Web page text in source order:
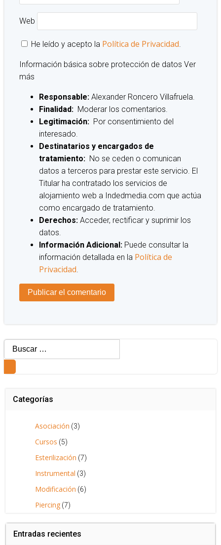
Web
He leído y acepto la Política de Privacidad.
Información básica sobre protección de datos Ver
más
Responsable: Alexander Roncero Villafruela.
Finalidad: Moderar los comentarios.
Legitimación: Por consentimiento del
interesado.
Destinatarios y encargados de
tratamiento: No se ceden o comunican
datos a terceros para prestar este servicio. El
Titular ha contratado los servicios de
alojamiento web a Indedmedia.com que actúa
como encargado de tratamiento.
Derechos: Acceder, rectificar y suprimir los
datos.
Información Adicional: Puede consultar la
información detallada en la Política de
Privacidad.
Buscar:
Categorías
Asociación (3)
Cursos (5)
Esterilización (7)
Instrumental (3)
Modificación (6)
Piercing (7)
Entradas recientes